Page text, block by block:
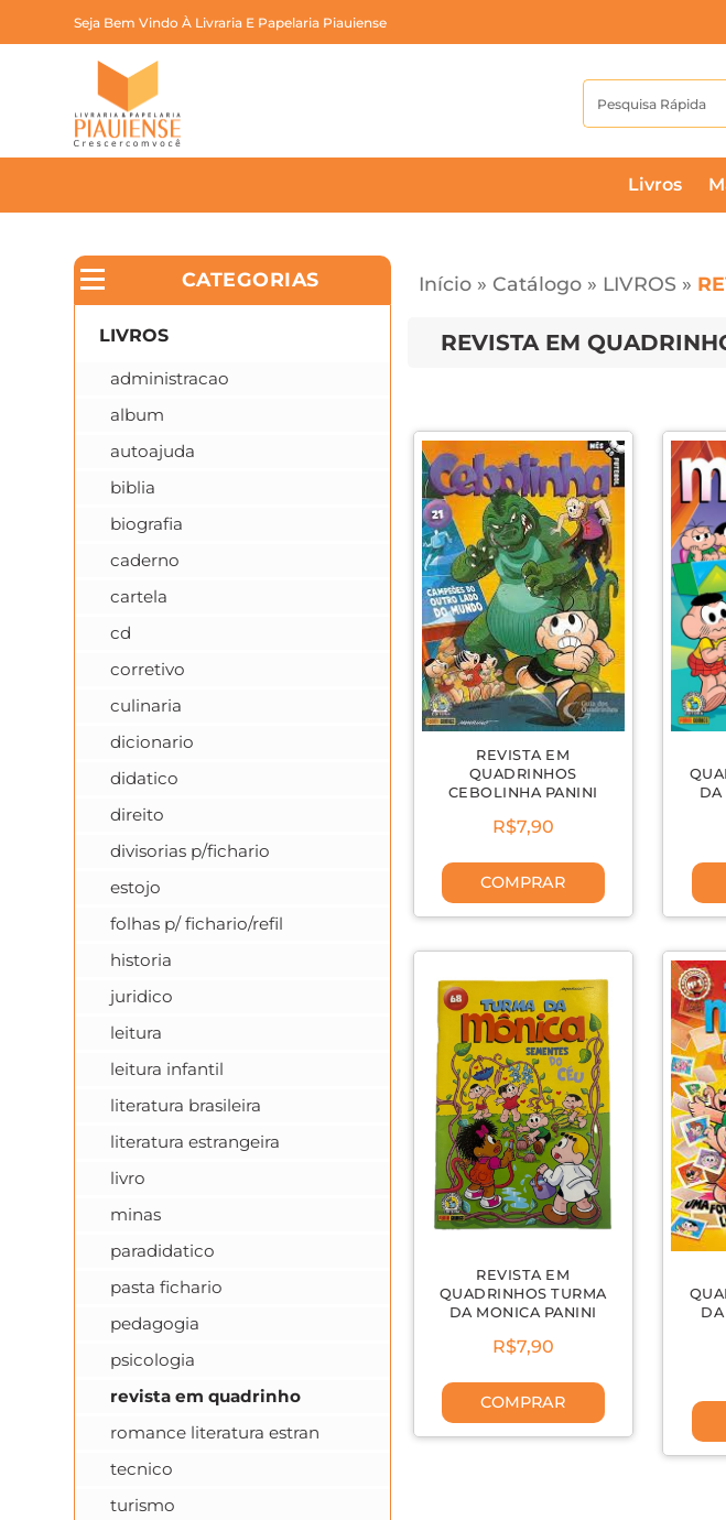
Seja Bem Vindo À Livraria E Papelaria Piauiense
livros
Início» Catálogo» LIVROS»
REVISTA EM
REVISTA EM
QUADRINHOS
CEBOLINHA PANINI
R$7,90
COMPRAR
DA
REVISTA EM
QUADRINHOS TURMA
DA MONICA PANINI
R$7,90
COMPRAR
CATEGORIAS
LIVROS
administracao
album
autoajuda
biblia
biografia
caderno
cartela
cd
corretivo
culinaria
dicionario
didatico
direito
divisorias p/fichario
estojo
folhas p/ fichario/refil
historia
juridico
leitura
leitura infantil
literatura brasileira
literatura estrangeira
livro
minas
paradidatico
pasta fichario
pedagogia
psicologia
revista em quadrinho
romance literatura estran
tecnico
turismo